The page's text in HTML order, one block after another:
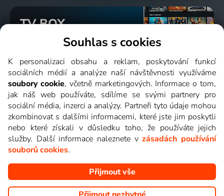
TV BOX
Slouží pro starší TV.
Ke sledování ve Smart TV
není třeba.Zjistit více
jednorázově
1 899 Kč
Vybrat
Souhlas s cookies
K personalizaci obsahu a reklam, poskytování funkcí
sociálních médií a analýze naší návštěvnosti využíváme
soubory cookie, včetně marketingových. Informace o tom,
jak náš web používáte, sdílíme se svými partnery pro
sociální média, inzerci a analýzy. Partneři tyto údaje mohou
zkombinovat s dalšími informacemi, které jste jim poskytli
nebo které získali v důsledku toho, že používáte jejich
služby. Další informace naleznete vzásadách používání
souborů cookies.
Přijmout vše